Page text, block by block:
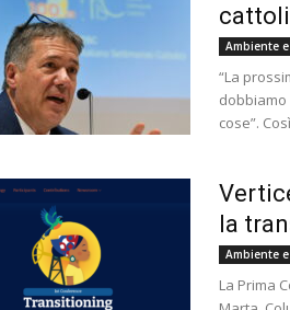
Ambiente
“La
cose”.
la
Ambiente
La Prima